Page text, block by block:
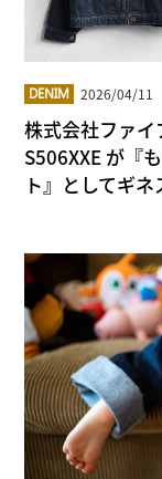
DENIM 2026/04/11
株式会社ファイ
S506XXE が『
ト』としてギ